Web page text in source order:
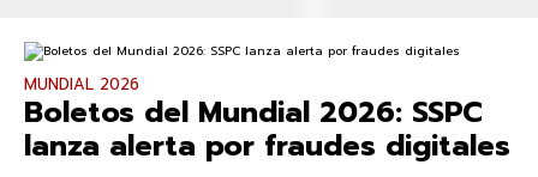
MUNDIAL 2026
Boletos del Mundial 2026: SSPC
lanza alerta por fraudes digitales